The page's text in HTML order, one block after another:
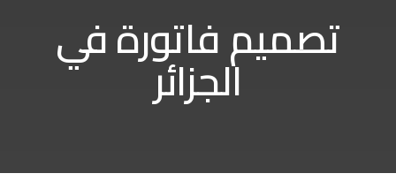
تصميم فاتورة في
الجزائر